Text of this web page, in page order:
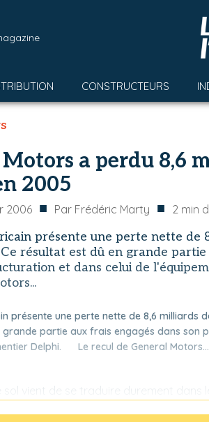
CONSTRUCTEURS
a perdu 8,6
2005
2006 ■ Par Frédéric Marty ■ 2 min
présente une perte nette de
résultat est dû en grande partie
et dans celui de
présente une perte nette de 8,6 milliards
partie aux frais engagés dans son
Delphi. Le recul de General Motors...
sol vient de se traduire durement dans